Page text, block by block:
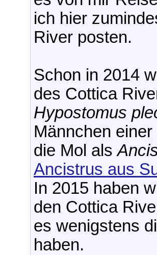
ich hier
River posten.
Schon in 2014
des Cottica
Hypostomus
Männchen
die Mol als
Ancistrus aus
In 2015 haben
den Cottica
es wenigstens
haben.